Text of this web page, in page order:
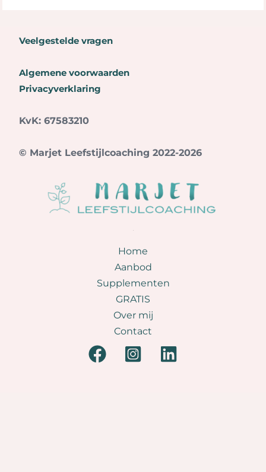
Veelgestelde vragen
Algemene voorwaarden
Privacyverklaring
KvK: 67583210
© Marjet Leefstijlcoaching 2022-2026
Home
Aanbod
Supplementen
GRATIS
Over mij
Contact